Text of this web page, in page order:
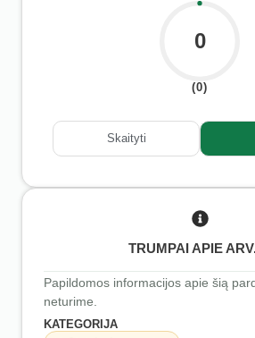
0
(0)
Skaityti
TRUMPAI APIE
Papildomos informacijos apie šią
neturime.
KATEGORIJA